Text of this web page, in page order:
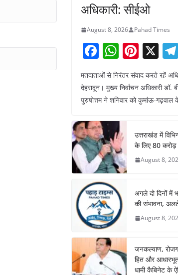
अधिकारी: सीईओ
August 8, 2026 Pahad Times
F
a
c
e
o
o
k
W
h
at
s
p
p
Pi
er
e
X
मतदाताओं से निरंतर संवाद करते रहें
देहरादून। मुख्य निर्वाचन अधिकारी डॉ.
पुरुषोत्तम ने शनिवार को कुमांऊ-गढ़वाल
उत्तराखंड में
के लिए 80
August 8,
अगले दो दिनों में
की संभावना,
August 8,
जनकल्याण,
हित और
धामी कैबिनेट के